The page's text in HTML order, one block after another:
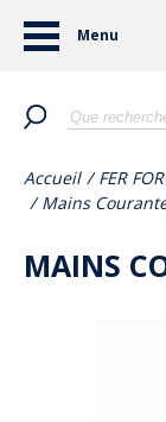
Menu
Accueil / FER
/ Mains
MAINS